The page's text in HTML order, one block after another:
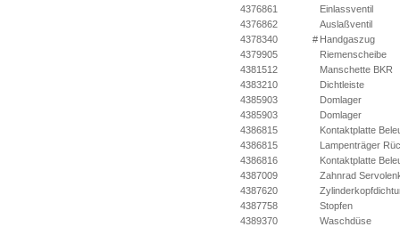
4376861
Einlassventil
4376862
Auslaßventil
4378340
# Handgaszug
4379905
Riemenscheibe
4381512
Manschette BKR
4383210
Dichtleiste
4385903
Domlager
4385903
Domlager
4386815
Kontaktplatte
4386815
Lampenträger
4386816
Kontaktplatte
4387009
Zahnrad
4387620
4387758
Stopfen
4389370
Waschdüse